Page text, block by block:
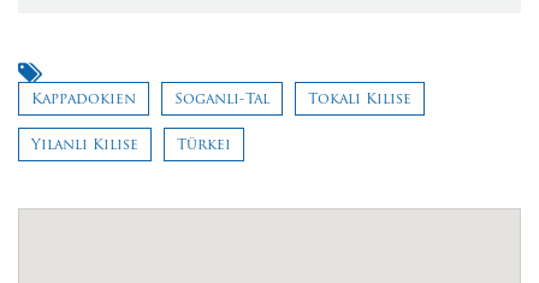
Kappadokien Soganli-Tal Tokalı Kilise
Yılanlı Kilise Türkei